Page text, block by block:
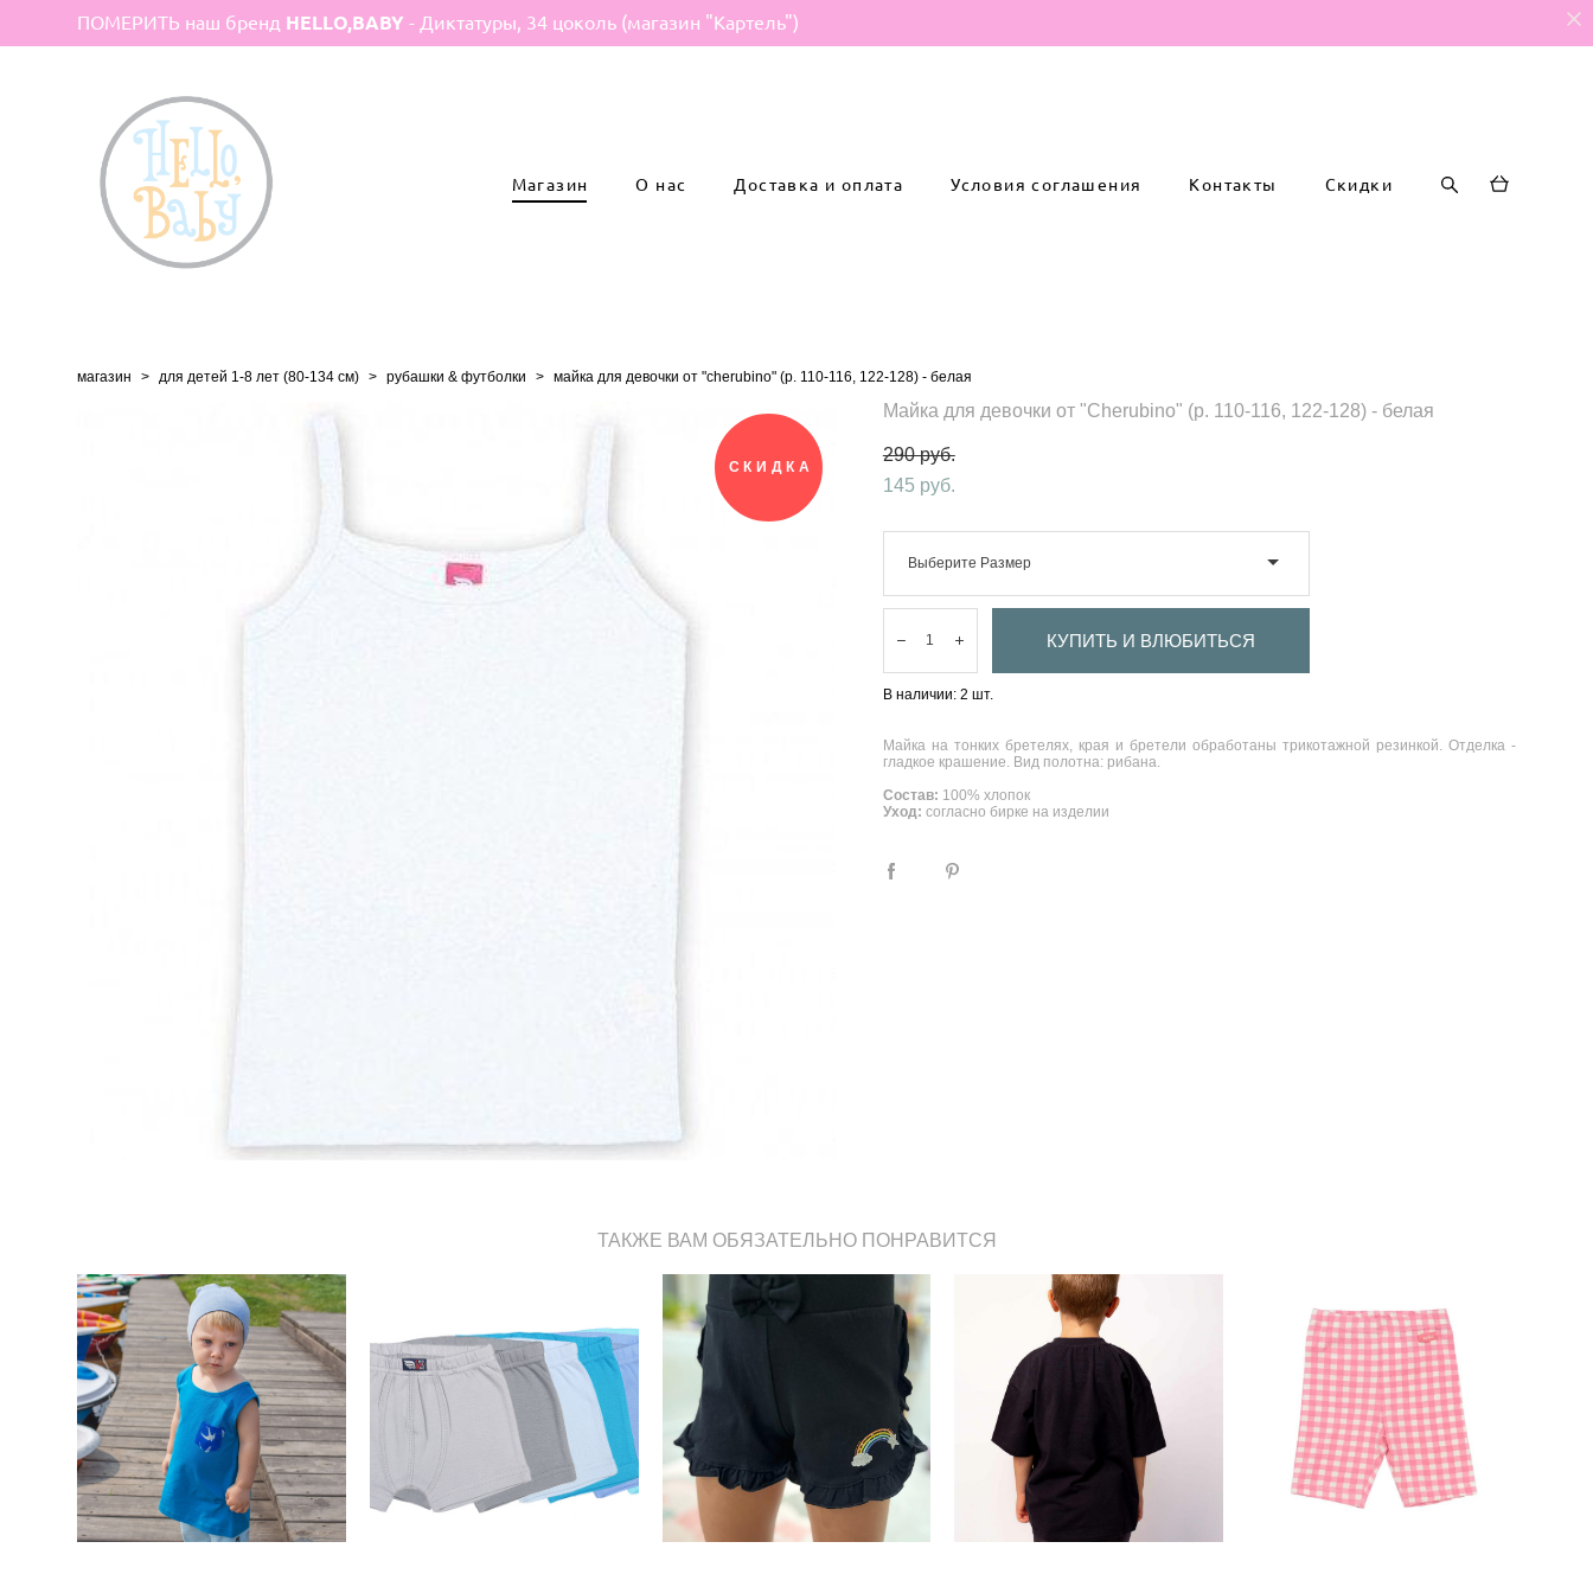
ПОМЕРИТЬ наш бренд HELLO,BABY - Диктатуры, 34 цоколь (магазин "Картель")
Магазин О нас Доставка и оплата Условия соглашения Контакты Скидки
магазин > для детей 1-8 лет (80-134 см) > рубашки & футболки > майка для девочки от "cherubino" (р. 110-116, 122-128) - белая
СКИДКА
Майка для девочки от "Cherubino" (р. 110-116, 122-128) - белая
290 pуб.
145 pуб.
Выберите Размер
В наличии: 2 шт.
КУПИТЬ И ВЛЮБИТЬСЯ
Майка на тонких бретелях, края и бретели обработаны трикотажной резинкой. Отделка -
гладкое крашение. Вид полотна: рибана.
Состав: 100% хлопок
Уход: согласно бирке на изделии
ТАКЖЕ ВАМ ОБЯЗАТЕЛЬНО ПОНРАВИТСЯ
Майка "Hello, Baby" (р. 122
см) - цвета разные
680 pуб.
500 pуб.
Трусы-боксеры для мальчика
однотонные от "Сherubino" -
цвета разные р. 98-104, 110-
116, 122-128
220 pуб.
"Cherubino" р. 122 - черный
350 pуб.
Футболка "Base" Hello, Baby
(р. 86-134 см) - графит
Велосипедки для девочки
"Artie" - р. 116
570 pуб.
450 pуб.